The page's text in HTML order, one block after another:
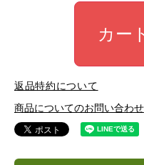
カー
返品特約について
商品についてのお問い合わせ